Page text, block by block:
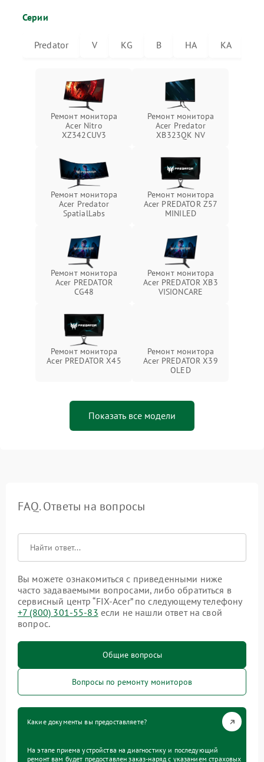
Серии
Predator V KG B HA KA
Ремонт монитора
Acer Nitro
XZ342CUV3
Ремонт монитора
Acer Predator
XB323QK NV
Ремонт монитора
Acer Predator
SpatialLabs
Ремонт монитора
Acer PREDATOR Z57
MINILED
Ремонт монитора
Acer PREDATOR
CG48
Ремонт монитора
Acer PREDATOR XB3
VISIONCARE
Ремонт монитора
Acer PREDATOR X45
Ремонт монитора
Acer PREDATOR X39
OLED
Показать все модели
FAQ. Ответы на вопросы
Вы можете ознакомиться с приведенными ниже
часто задаваемыми вопросами, либо обратиться в
сервисный центр “FIX-Acer” по следующему телефону
+7 (800) 301-55-83 если не нашли ответ на свой
вопрос.
Общие вопросы
Вопросы по ремонту мониторов
Какие документы вы предоставляете?
На этапе приема устройства на диагностику и последующий
ремонт вам будет предоставлен заказ-наряд с указанием страховых